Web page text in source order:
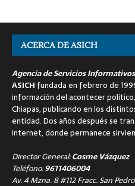
ACERCA DE ASICH
Agencia de Servicios
ASICH fundada en febrero de
información del acontecer
Chiapas, publicando en los
entidad. Dos años después se
internet, donde permanece
Director General:Cosme Vázquez
Teléfono:9611406004
Av. 4 Mzna. 8 #112 Fracc. San